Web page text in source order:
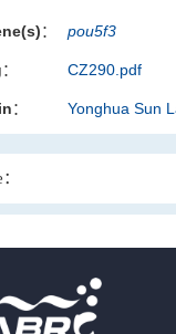
： pou5f3
CZ290.pdf
： Yonghua Sun